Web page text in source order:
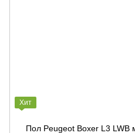
Хит
Пол Peugeot Boxer L3 LWB